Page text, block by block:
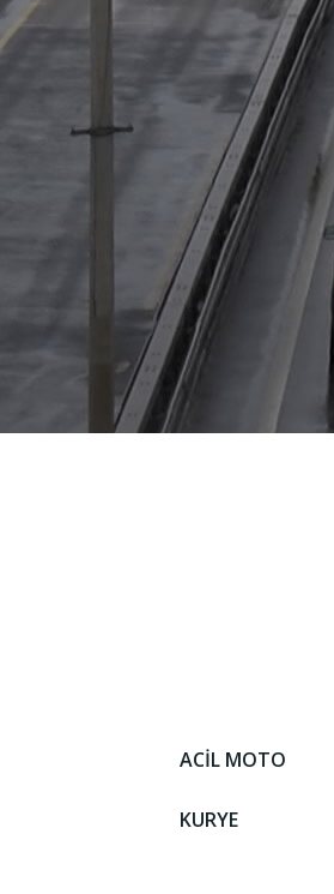
ACİL MOTO
KURYE